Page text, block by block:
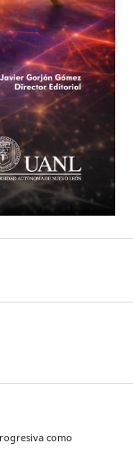
como